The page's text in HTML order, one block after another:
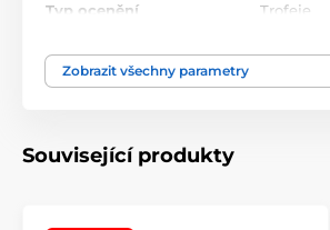
Typ ocenění Trofeje
Materiál
Zobrazit všechny parametry
Související produkty